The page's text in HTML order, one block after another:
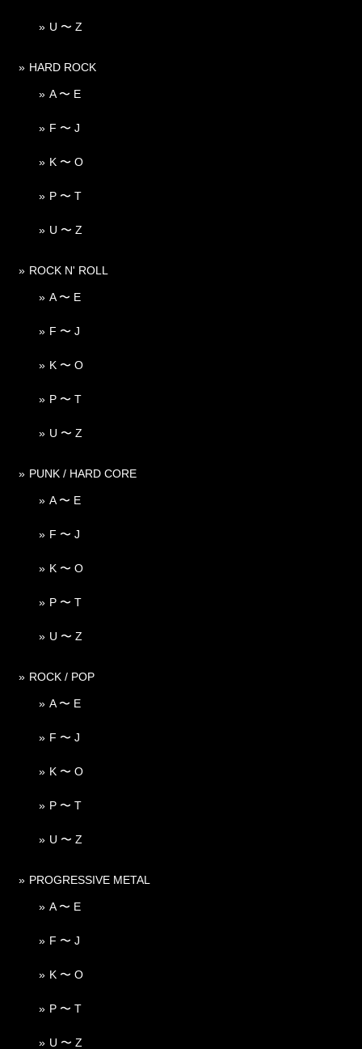
U 〜 Z
HARD ROCK
A 〜 E
F 〜 J
K 〜 O
P 〜 T
U 〜 Z
ROCK N' ROLL
A 〜 E
F 〜 J
K 〜 O
P 〜 T
U 〜 Z
PUNK / HARD CORE
A 〜 E
F 〜 J
K 〜 O
P 〜 T
U 〜 Z
ROCK / POP
A 〜 E
F 〜 J
K 〜 O
P 〜 T
U 〜 Z
PROGRESSIVE METAL
A 〜 E
F 〜 J
K 〜 O
P 〜 T
U 〜 Z